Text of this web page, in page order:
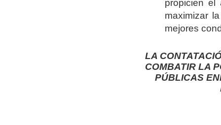
propicien el
maximizar
mejores
LA
COMBATIR LA
PÚBLICAS